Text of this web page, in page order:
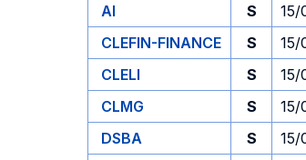
AI
S 15/
CLEFIN-FINANCE
S 15/
CLELI
S 15/
CLMG
S 15/
DSBA
S 15/